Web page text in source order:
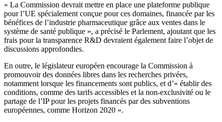
« La Commission devrait mettre en place une plateforme publique
pour l’UE spécialement conçue pour ces domaines, financée par les
bénéfices de l’industrie pharmaceutique grâce aux ventes dans le
système de santé publique », a précisé le Parlement, ajoutant que les
frais pour la transparence R&D devraient également faire l’objet de
discussions approfondies.
En outre, le législateur européen encourage la Commission à
promouvoir des données libres dans les recherches privées,
notamment lorsque les financements sont publics, et d’« établir des
conditions, comme des tarifs accessibles et la non-exclusivité ou le
partage de l’IP pour les projets financés par des subventions
européennes, comme Horizon 2020 ».